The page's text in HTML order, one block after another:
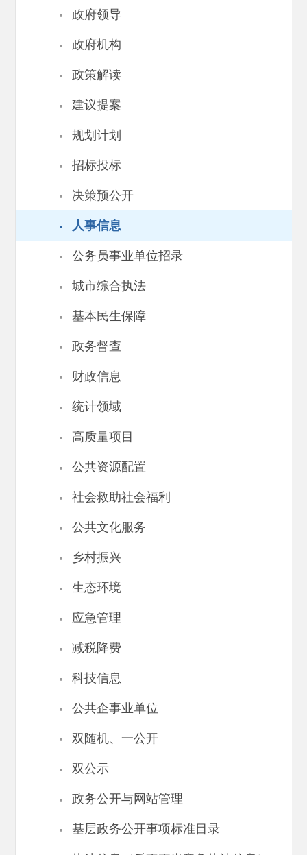
· 政府领导
· 政府机构
· 政策解读
· 建议提案
· 规划计划
· 招标投标
· 决策预公开
· 人事信息
· 公务员事业单位招录
· 城市综合执法
· 基本民生保障
· 政务督查
· 财政信息
· 统计领域
· 高质量项目
· 公共资源配置
· 社会救助社会福利
· 公共文化服务
· 乡村振兴
· 生态环境
· 应急管理
· 减税降费
· 科技信息
· 公共企事业单位
· 双随机、一公开
· 双公示
· 政务公开与网站管理
· 基层政务公开事项标准目录